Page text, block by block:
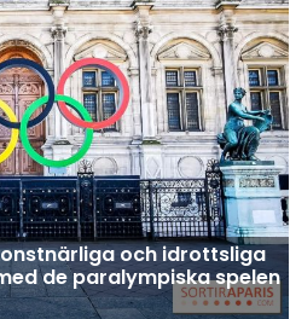
och idrottsliga
de paralympiska spelen